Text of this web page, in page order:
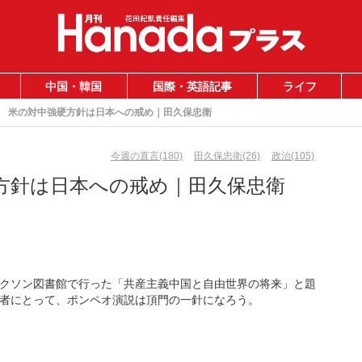
中国・韓国 国際・英語記事 ライフ
米の対中強硬方針は日本への戒め｜田久保忠衛
今週の直言(180) 田久保忠衛(26) 政治(105)
針は日本への戒め｜田久保忠衛
ソン図書館で行った「共産主義中国と自由世界の将来」と題
とって、ポンペオ演説は頂門の一針になろう。